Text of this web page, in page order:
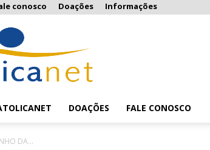
conosco Doações Informações
DOAÇÕES FALE CONOSCO
DA...